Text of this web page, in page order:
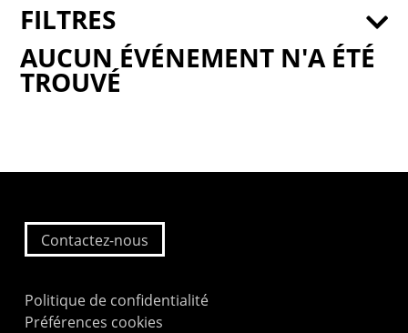
AUCUN ÉVÉNEMENT N'A ÉTÉ
TROUVÉ
FILTRES
Contactez-nous
Politique de confidentialité
Préférences cookies